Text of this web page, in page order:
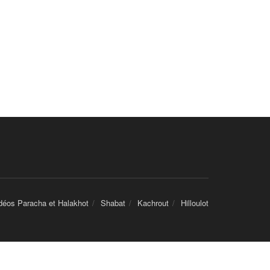
Paracha et Halakhot Shabat Kachrout Hilloulot